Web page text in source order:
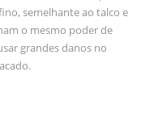
semelhante ao talco e
o mesmo poder de
grandes danos no